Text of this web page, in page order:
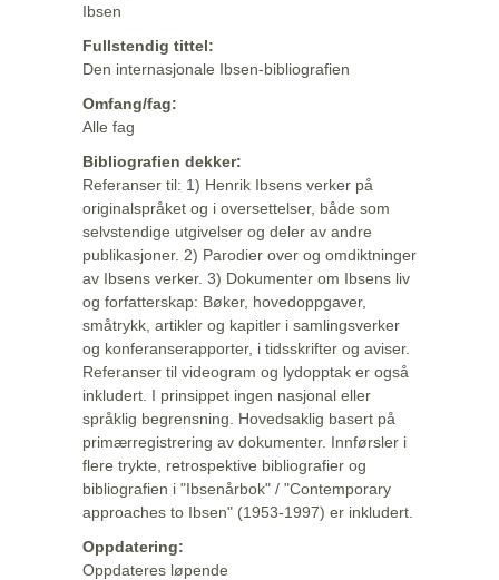
Ibsen
Fullstendig tittel:
Den internasjonale Ibsen-bibliografien
Omfang/fag:
Alle fag
Bibliografien dekker:
Referanser til: 1) Henrik Ibsens verker på
originalspråket og i oversettelser, både som
selvstendige utgivelser og deler av andre
publikasjoner. 2) Parodier over og omdiktninger
av Ibsens verker. 3) Dokumenter om Ibsens liv
og forfatterskap: Bøker, hovedoppgaver,
småtrykk, artikler og kapitler i samlingsverker
og konferanserapporter, i tidsskrifter og aviser.
Referanser til videogram og lydopptak er også
inkludert. I prinsippet ingen nasjonal eller
språklig begrensning. Hovedsaklig basert på
primærregistrering av dokumenter. Innførsler i
flere trykte, retrospektive bibliografier og
bibliografien i "Ibsenårbok" / "Contemporary
approaches to Ibsen" (1953-1997) er inkludert.
Oppdatering:
Oppdateres løpende